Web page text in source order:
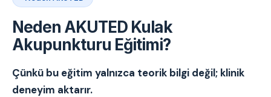
Neden AKUTED Kulak
Akupunkturu Eğitimi?
Çünkü bu eğitim yalnızca teorik bilgi değil; klinik
deneyim aktarır.